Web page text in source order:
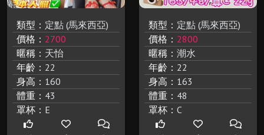
類型： 定點 (馬來西亞)
價格： 2700
暱稱： 天怡
年齡： 22
身高： 160
體重： 43
罩杯： E
類型： 定點 (馬來西亞)
價格： 2800
暱稱： 潮水
年齡： 22
身高： 163
體重： 48
罩杯： C